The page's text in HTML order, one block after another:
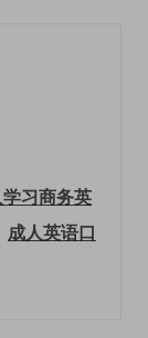
习商务英
成人英语口